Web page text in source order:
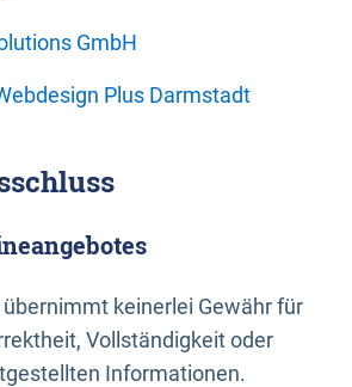
GmbH
Plus Darmstadt
keinerlei Gewähr für
Vollständigkeit oder
Informationen.